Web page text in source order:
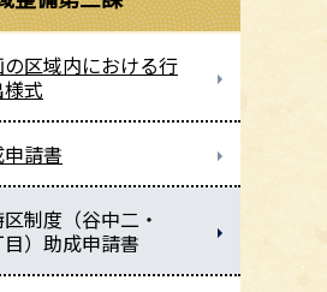
区域内における行
式
請書
制度（谷中二・
）助成申請書